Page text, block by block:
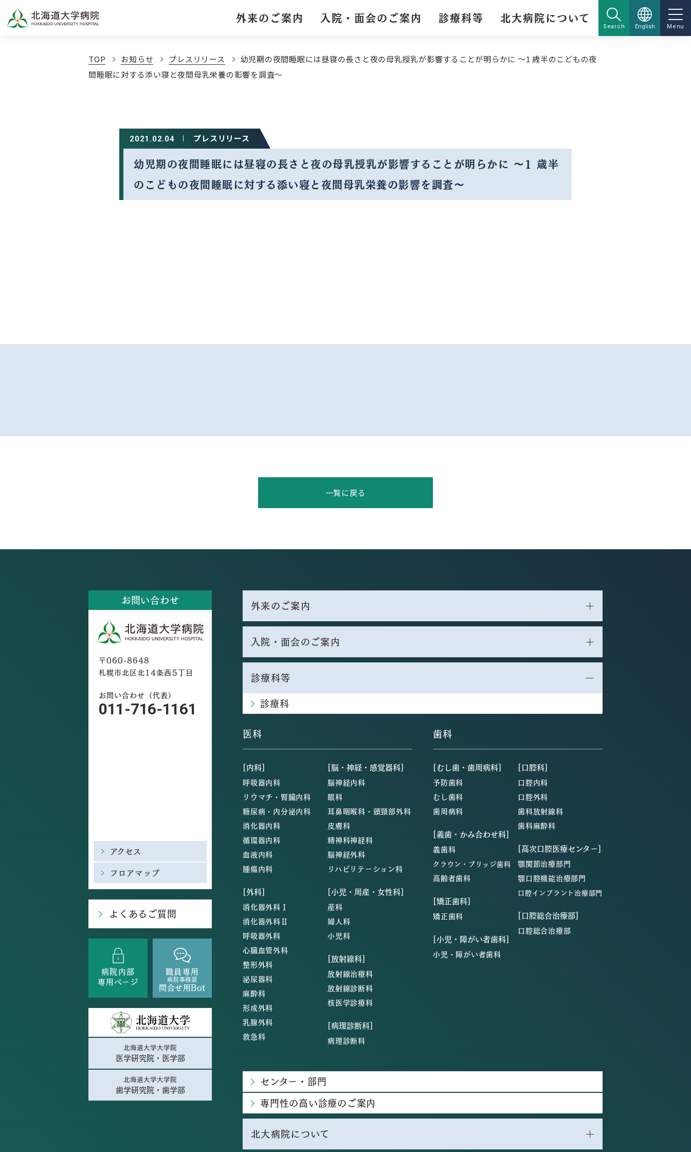
外来のご案内 入院・面会のご案内 診療科等 北大病院について
Search English Menu
TOP お知らせ プレスリリース
幼児期の夜間睡眠には昼寝の⻑さと夜の⺟乳授乳が影響することが明らかに 〜1 歳半のこどもの夜
間睡眠に対する添い寝と夜間⺟乳栄養の影響を調査〜
2021.02.04 プレスリリース
幼児期の夜間睡眠には昼寝の⻑さと夜の⺟乳授乳が影響することが明らかに 〜1 歳半
のこどもの夜間睡眠に対する添い寝と夜間⺟乳栄養の影響を調査〜
一覧に戻る
お問い合わせ
〒060-8648
札幌市北区北14条西5丁目
お問い合わせ（代表）
011-716-1161
アクセス
フロアマップ
よくあるご質問
病院内部
専用ページ
職員専用
病院事務部
問合せ用Bot
北海道大学大学院
医学研究院・医学部
北海道大学大学院
歯学研究院・歯学部
外来のご案内
入院・面会のご案内
診療科等
診療科
医科
[内科]
呼吸器内科
リウマチ・腎臓内科
糖尿病・内分泌内科
消化器内科
循環器内科
血液内科
腫瘍内科
[外科]
消化器外科Ⅰ
消化器外科Ⅱ
呼吸器外科
心臓血管外科
整形外科
泌尿器科
麻酔科
形成外科
乳腺外科
救急科
[脳・神経・感覚器科]
脳神経内科
眼科
耳鼻咽喉科・頭頸部外科
皮膚科
精神科神経科
脳神経外科
リハビリテーション科
[小児・周産・女性科]
産科
婦人科
小児科
[放射線科]
放射線治療科
放射線診断科
核医学診療科
[病理診断科]
病理診断科
歯科
[むし歯・歯周病科]
予防歯科
むし歯科
歯周病科
[義歯・かみ合わせ科]
義歯科
クラウン・ブリッジ歯科
高齢者歯科
[矯正歯科]
矯正歯科
[小児・障がい者歯科]
小児・障がい者歯科
[口腔科]
口腔内科
口腔外科
歯科放射線科
歯科麻酔科
[高次口腔医療センター]
顎関節治療部門
顎口腔機能治療部門
口腔インプラント治療部門
[口腔総合治療部]
口腔総合治療部
センター・部門
専門性の高い診療のご案内
北大病院について